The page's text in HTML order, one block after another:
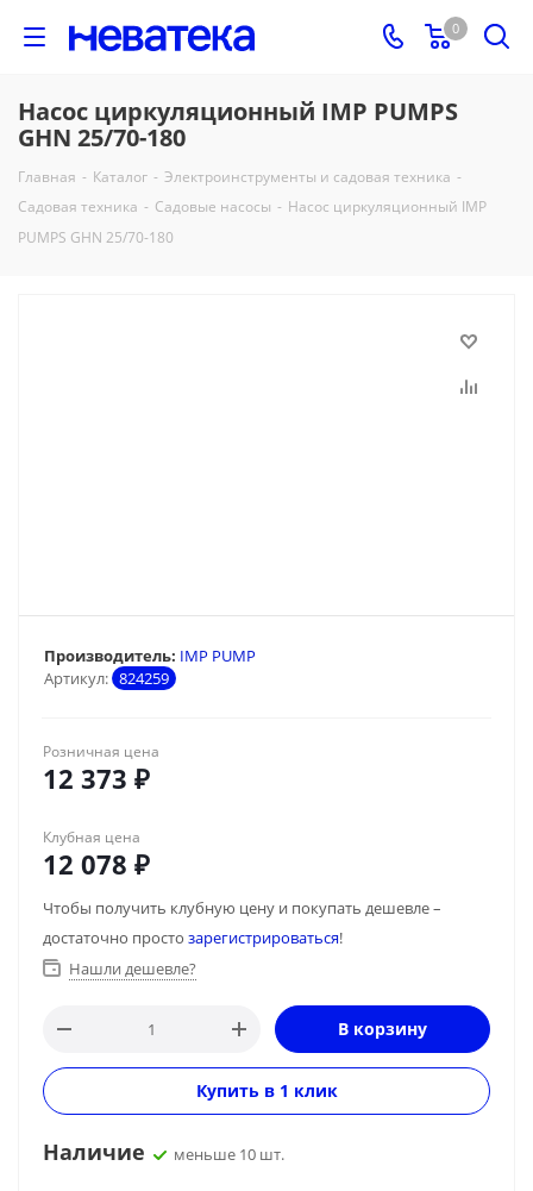
0
Насос циркуляционный IMP PUMPS
GHN 25/70-180
Главная - Каталог - Электроинструменты и садовая техника -
Садовая техника - Садовые насосы - Насос циркуляционный IMP
PUMPS GHN 25/70-180
Артикул: 824259
Производитель: IMP PUMP
Розничная цена
12 373 ₽
Клубная цена
12 078 ₽
Чтобы получить клубную цену и покупать дешевле –
достаточно просто зарегистрироваться!
Нашли дешевле?
В корзину
Купить в 1 клик
Наличие меньше 10 шт.